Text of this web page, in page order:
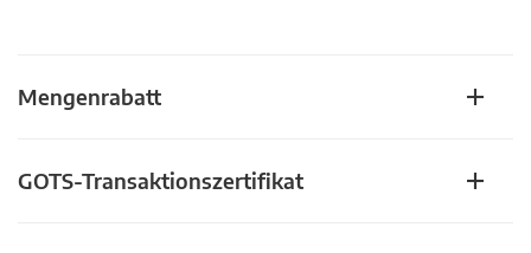
Mengenrabatt
GOTS-Transaktionszertifikat